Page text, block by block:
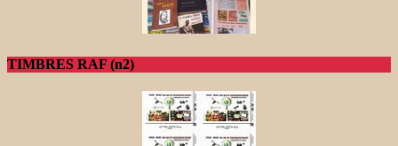
TIMBRES RAF (n2)